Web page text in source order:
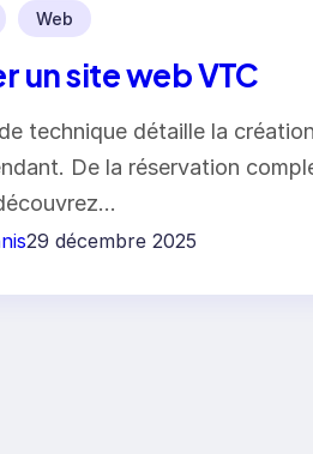
Web
un site web VTC
technique détaille la
De la réservation
29 décembre 2025